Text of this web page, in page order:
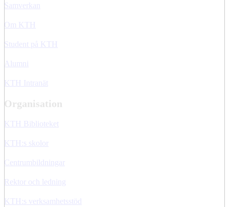
Samverkan
Om KTH
Student på KTH
Alumni
KTH Intranät
Organisation
KTH Biblioteket
KTH:s skolor
Centrumbildningar
Rektor och ledning
KTH:s verksamhetsstöd